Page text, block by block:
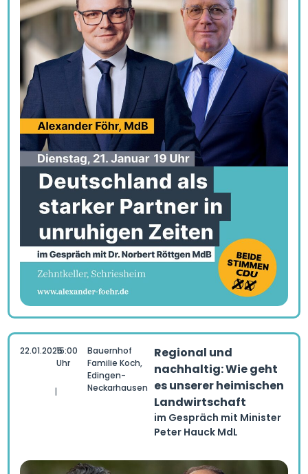
22.01.2025
|
15:00
Uhr
Bauernhof
Familie Koch,
Edingen-
Neckarhausen
Regional und
nachhaltig: Wie geht
es unserer heimischen
Landwirtschaft
im Gespräch mit Minister
Peter Hauck MdL